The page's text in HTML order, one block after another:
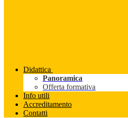
Didattica
Panoramica
Offerta formativa
Info utili
Accreditamento
Contatti